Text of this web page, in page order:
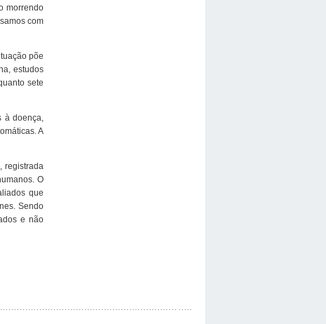
morrendo
com
põe
estudos
sete
doença,
A
registrada
O
que
Sendo
e não